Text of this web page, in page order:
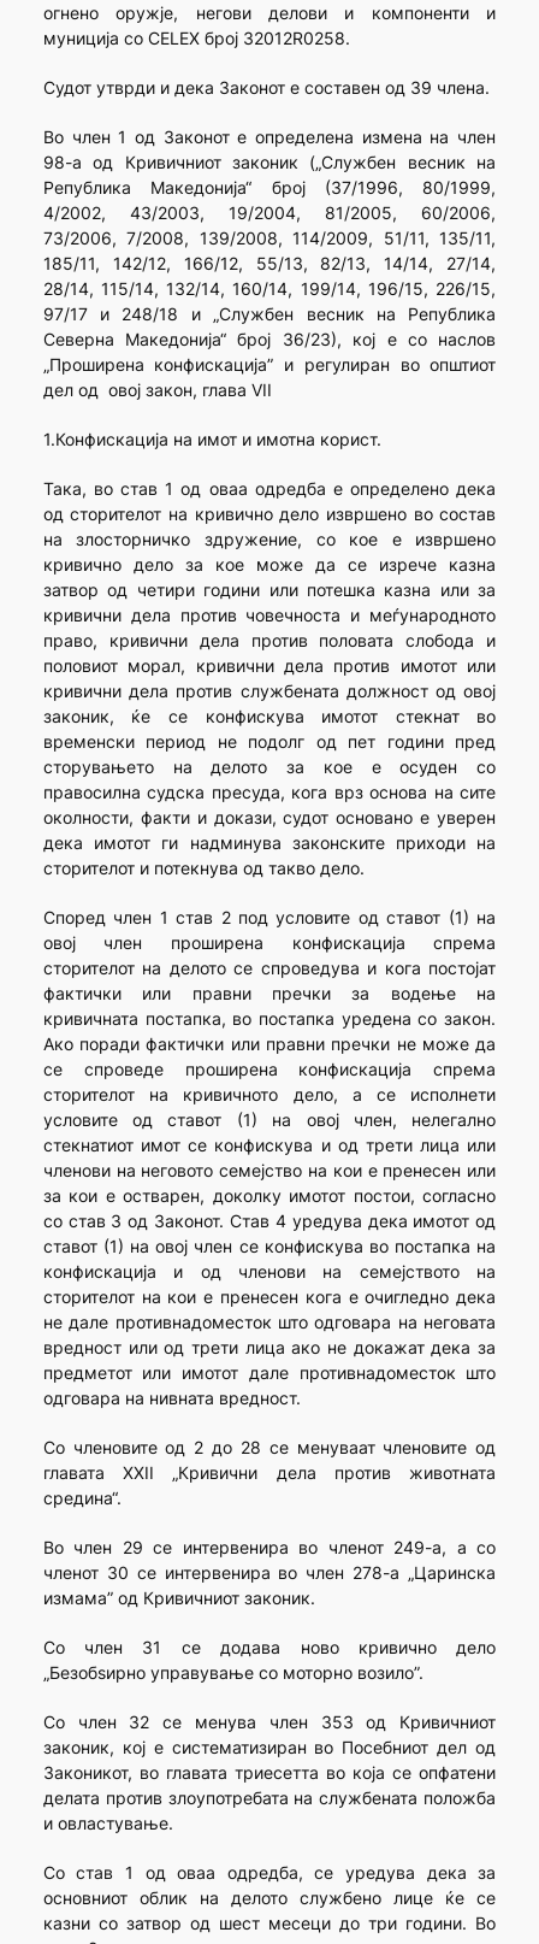
огнено оружје, негови делови и компоненти и
муниција со CELEX број 32012R0258.
Судот утврди и дека Законот е составен од 39 члена.
Во член 1 од Законот е определена измена на член
98-а од Кривичниот законик („Службен весник на
Република Македонија“ број (37/1996, 80/1999,
4/2002, 43/2003, 19/2004, 81/2005, 60/2006,
73/2006, 7/2008, 139/2008, 114/2009, 51/11, 135/11,
185/11, 142/12, 166/12, 55/13, 82/13, 14/14, 27/14,
28/14, 115/14, 132/14, 160/14, 199/14, 196/15, 226/15,
97/17 и 248/18 и „Службен весник на Република
Северна Македонија“ број 36/23), кој е со наслов
„Проширена конфискација” и регулиран во општиот
дел од овој закон, глава VII
1.Конфискација на имот и имотна корист.
Така, во став 1 од оваа одредба е определено дека
од сторителот на кривично дело извршено во состав
на злосторничко здружение, со кое е извршено
кривично дело за кое може да се изрече казна
затвор од четири години или потешка казна или за
кривични дела против човечноста и меѓународното
право, кривични дела против половата слобода и
половиот морал, кривични дела против имотот или
кривични дела против службената должност од овој
законик, ќе се конфискува имотот стекнат во
временски период не подолг од пет години пред
сторувањето на делото за кое е осуден со
правосилна судска пресуда, кога врз основа на сите
околности, факти и докази, судот основано е уверен
дека имотот ги надминува законските приходи на
сторителот и потекнува од такво дело.
Според член 1 став 2 под условите од ставот (1) на
овој член проширена конфискација спрема
сторителот на делото се спроведува и кога постојат
фактички или правни пречки за водење на
кривичната постапка, во постапка уредена со закон.
Ако поради фактички или правни пречки не може да
се спроведе проширена конфискација спрема
сторителот на кривичното дело, а се исполнети
условите од ставот (1) на овој член, нелегално
стекнатиот имот се конфискува и од трети лица или
членови на неговото семејство на кои е пренесен или
за кои е остварен, доколку имотот постои, согласно
со став 3 од Законот. Став 4 уредува дека имотот од
ставот (1) на овој член се конфискува во постапка на
конфискација и од членови на семејството на
сторителот на кои е пренесен кога е очигледно дека
не дале противнадоместок што одговара на неговата
вредност или од трети лица ако не докажат дека за
предметот или имотот дале противнадоместок што
одговара на нивната вредност.
Со членовите од 2 до 28 се менуваат членовите од
главата XXII „Кривични дела против животната
средина“.
Во член 29 се интервенира во членот 249-а, а со
членот 30 се интервенира во член 278-а „Царинска
измама” од Кривичниот законик.
Со член 31 се додава ново кривично дело
„Безобѕирно управување со моторно возило”.
Со член 32 се менува член 353 од Кривичниот
законик, кој е систематизиран во Посебниот дел од
Законикот, во главата триесетта во која се опфатени
делата против злоупотребата на службената положба
и овластување.
Со став 1 од оваа одредба, се уредува дека за
основниот облик на делото службено лице ќе се
казни со затвор од шест месеци до три години. Во